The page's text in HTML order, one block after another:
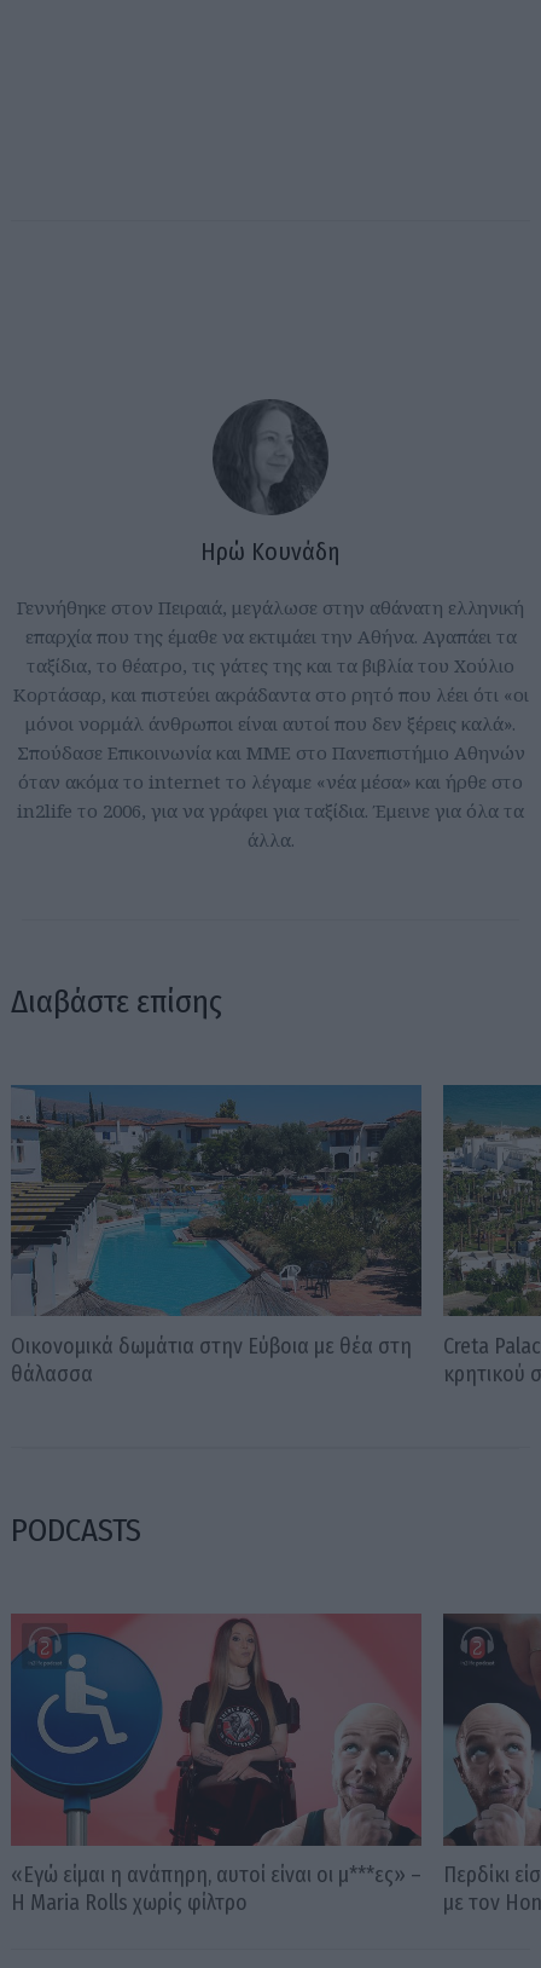
Ηρώ Κουνάδη
Γεννήθηκε στον Πειραιά, μεγάλωσε στην αθάνατη ελληνική
επαρχία που της έμαθε να εκτιμάει την Αθήνα. Αγαπάει τα
ταξίδια, το θέατρο, τις γάτες της και τα βιβλία του Χούλιο
Κορτάσαρ, και πιστεύει ακράδαντα στο ρητό που λέει ότι «οι
μόνοι νορμάλ άνθρωποι είναι αυτοί που δεν ξέρεις καλά».
Σπούδασε Επικοινωνία και ΜΜΕ στο Πανεπιστήμιο Αθηνών
όταν ακόμα το internet το λέγαμε «νέα μέσα» και ήρθε στο
in2life το 2006, για να γράφει για ταξίδια. Έμεινε για όλα τα
άλλα.
Διαβάστε επίσης
Οικονομικά δωμάτια στην Εύβοια με θέα στη
θάλασσα
Creta
κρητικού
PODCASTS
«Εγώ είμαι η ανάπηρη, αυτοί είναι οι μ***ες» –
Η Maria Rolls χωρίς φίλτρο
Περδίκι
με τον